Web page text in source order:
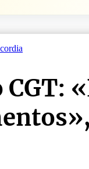
CGT: